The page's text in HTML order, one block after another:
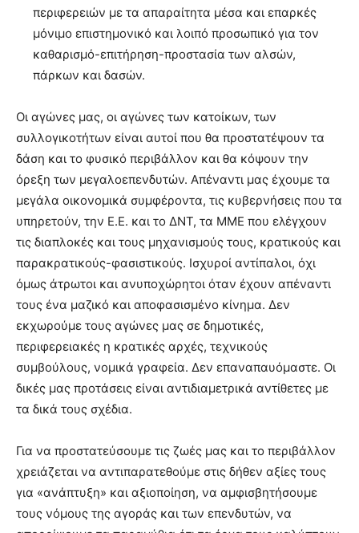
περιφερειών με τα απαραίτητα μέσα και επαρκές
μόνιμο επιστημονικό και λοιπό προσωπικό για τον
καθαρισμό-επιτήρηση-προστασία των αλσών,
πάρκων και δασών.
Οι αγώνες μας, οι αγώνες των κατοίκων, των
συλλογικοτήτων είναι αυτοί που θα προστατέψουν τα
δάση και το φυσικό περιβάλλον και θα κόψουν την
όρεξη των μεγαλοεπενδυτών. Απέναντι μας έχουμε τα
μεγάλα οικονομικά συμφέροντα, τις κυβερνήσεις που τα
υπηρετούν, την Ε.Ε. και το ΔΝΤ, τα ΜΜΕ που ελέγχουν
τις διαπλοκές και τους μηχανισμούς τους, κρατικούς και
παρακρατικούς-φασιστικούς. Ισχυροί αντίπαλοι, όχι
όμως άτρωτοι και ανυποχώρητοι όταν έχουν απέναντι
τους ένα μαζικό και αποφασισμένο κίνημα. Δεν
εκχωρούμε τους αγώνες μας σε δημοτικές,
περιφερειακές η κρατικές αρχές, τεχνικούς
συμβούλους, νομικά γραφεία. Δεν επαναπαυόμαστε. Οι
δικές μας προτάσεις είναι αντιδιαμετρικά αντίθετες με
τα δικά τους σχέδια.
Για να προστατεύσουμε τις ζωές μας και το περιβάλλον
χρειάζεται να αντιπαρατεθούμε στις δήθεν αξίες τους
για «ανάπτυξη» και αξιοποίηση, να αμφισβητήσουμε
τους νόμους της αγοράς και των επενδυτών, να